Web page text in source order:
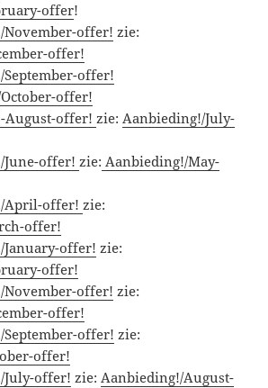
offer!
November-offer! zie:
offer!
offer!
offer!
August-offer!zie:Aanbieding!/July-
June-offer!zie: Aanbieding!/May-
April-offer!zie:
offer!
offer! zie:
offer!
offer! zie:
offer!
offer! zie:
offer!
July-offer! zie:Aanbieding!/August-